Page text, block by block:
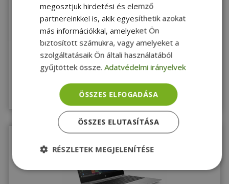
Lenovo ThinkPad x390 Yoga (8GB) (Touchscreen) -
15235042
Intel® i5-8265U, 8GB LPDDR4 Onboard RAM, 128GB (M.2) SSD, 13,3"
(33,8 cm), 1920 x 1080 (Full HD), UHD 620, Windows 11 Pro OS
145 990 Ft
Vásárolj kuponnal
Raktáron 10+ db
Megnézem
megosztjuk hirdetési és elemző
partnereinkkel is, akik egyesíthetik azokat
más információkkal, amelyeket Ön
biztosított számukra, vagy amelyeket a
szolgáltatásaik Ön általi használatából
gyűjtöttek össze. Adatvédelmi irányelvek
ÖSSZES ELFOGADÁSA
ÖSSZES ELUTASÍTÁSA
RÉSZLETEK MEGJELENÍTÉSE
Elengedhetetlenül
szükséges
Teljesítmény